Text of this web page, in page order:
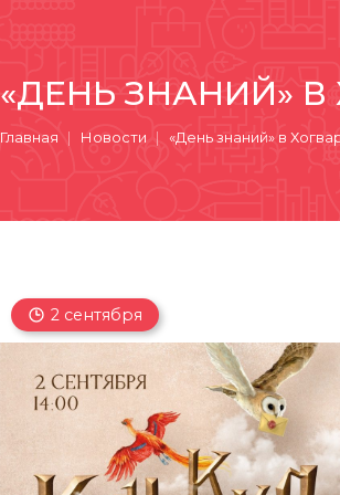
«ДЕНЬ ЗНАНИЙ» В
Главная Новости «День знаний» в
2 сентября